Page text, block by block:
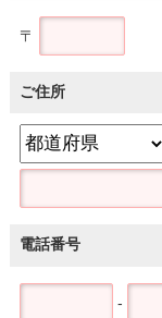
〒
ご住所
電話番号
-